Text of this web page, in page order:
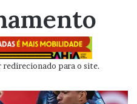
redirecionado para o site.